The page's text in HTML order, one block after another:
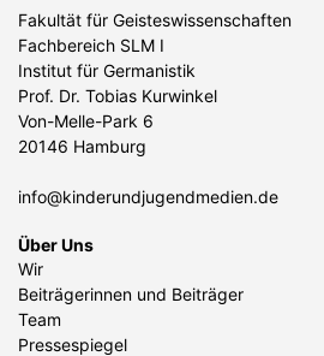
Fakultät für Geisteswissenschaften
Fachbereich SLM I
Institut für Germanistik
Prof. Dr. Tobias Kurwinkel
Von-Melle-Park 6
20146 Hamburg
info@kinderundjugendmedien.de
Über Uns
Wir
Beiträgerinnen und Beiträger
Team
Pressespiegel